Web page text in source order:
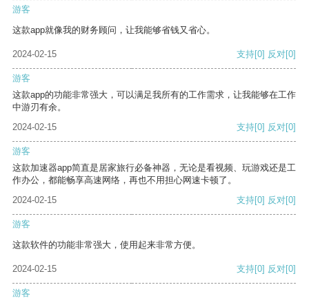
游客
这款app就像我的财务顾问，让我能够省钱又省心。
2024-02-15 支持[0] 反对[0]
游客
这款app的功能非常强大，可以满足我所有的工作需求，让我能够在工作
中游刃有余。
2024-02-15
支持[0] 反对[0]
游客
这款加速器app简直是居家旅行必备神器，无论是看视频、玩游戏还是工
作办公，都能畅享高速网络，再也不用担心网速卡顿了。
2024-02-15
支持[0] 反对[0]
游客
这款软件的功能非常强大，使用起来非常方便。
2024-02-15 支持[0] 反对[0]
游客